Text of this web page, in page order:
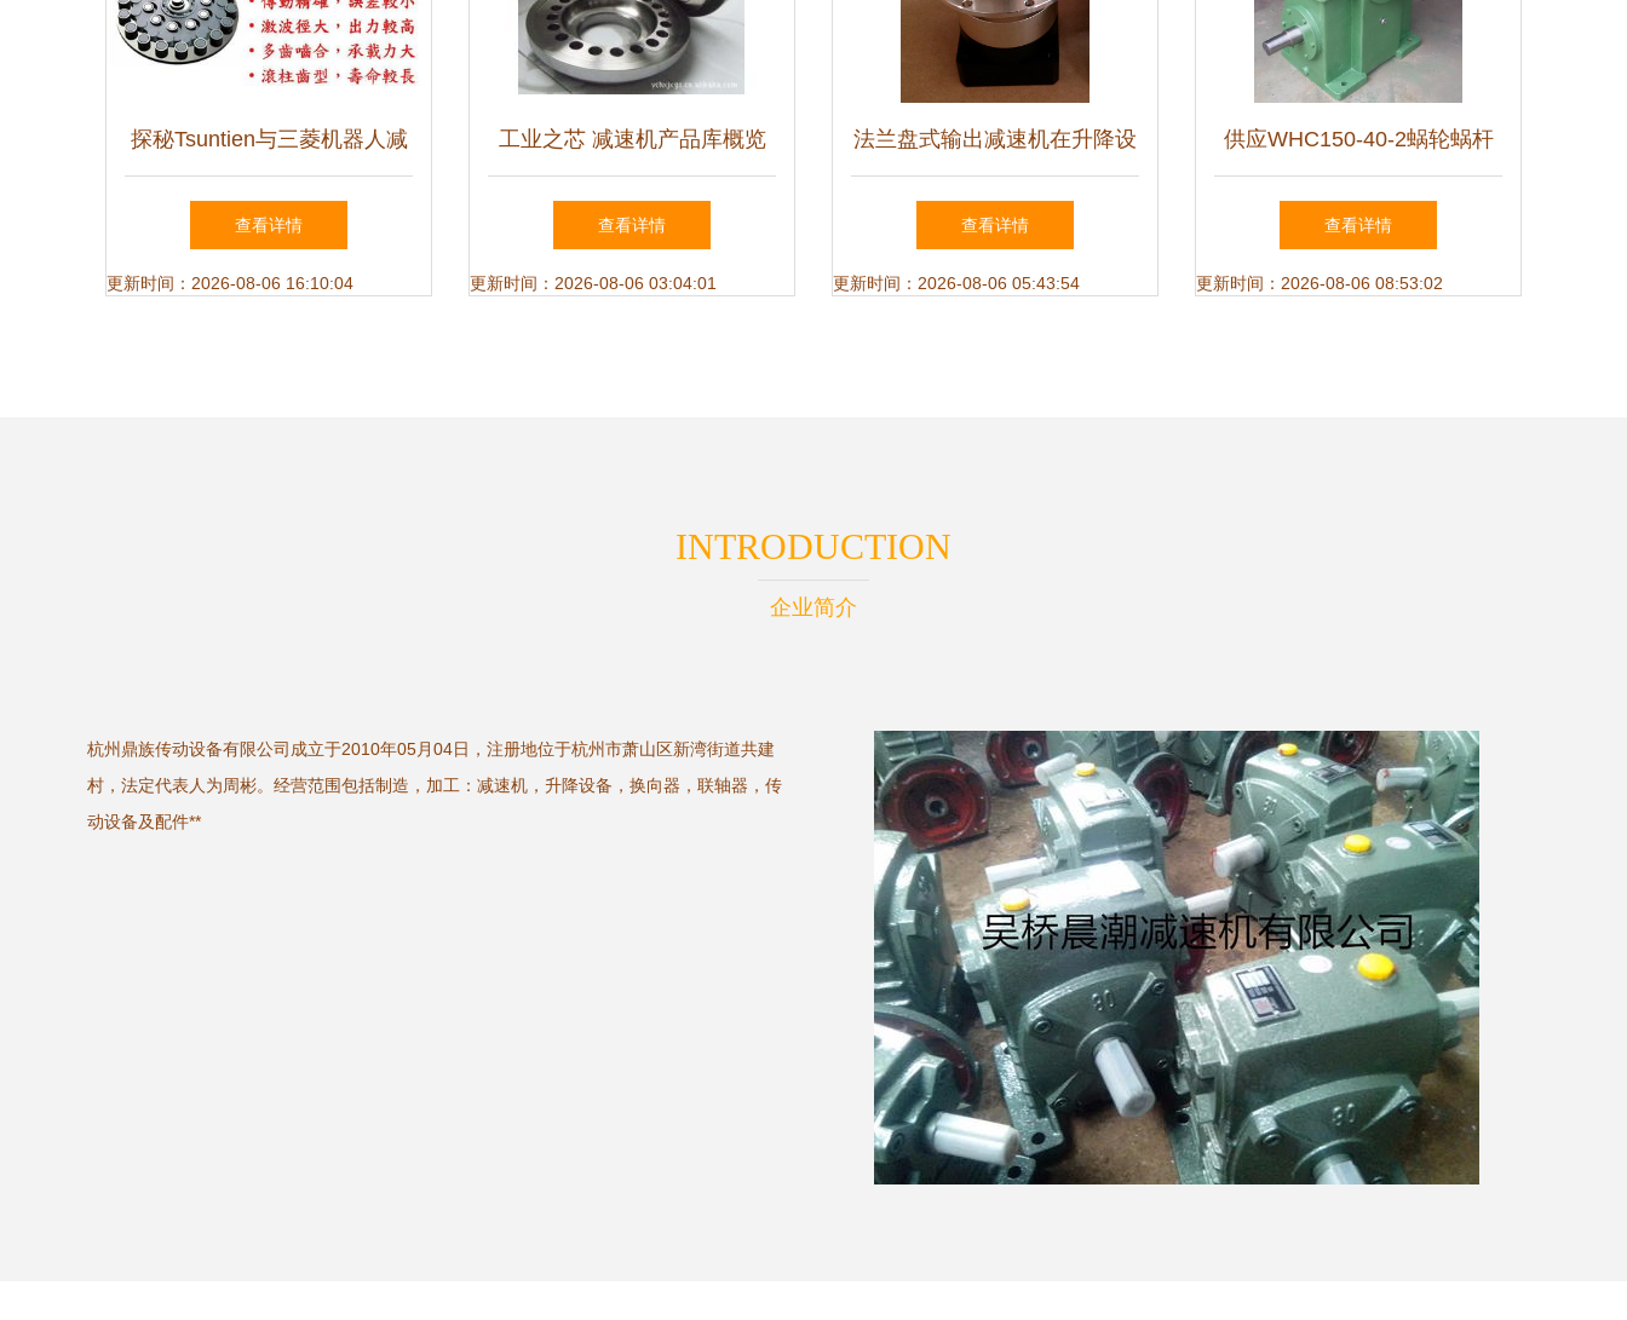
探秘Tsuntien与三菱机器人减
速机 性能、价格与选购指南
查看详情
更新时间：2026-08-06 16:10:04
工业之芯 减速机产品库概览
与应用指南
查看详情
更新时间：2026-08-06 03:04:01
法兰盘式输出减速机在升降设
备中的应用与台瑞机电的供求
商机
查看详情
更新时间：2026-08-06 05:43:54
供应WHC150-40-2蜗轮蜗杆
减速机 高效传动解决方案
查看详情
更新时间：2026-08-06 08:53:02
INTRODUCTION
企业简介
杭州鼎族传动设备有限公司成立于2010年05月04日，注册地位于杭州市萧山区新湾街道共建
村，法定代表人为周彬。经营范围包括制造，加工：减速机，升降设备，换向器，联轴器，传
动设备及配件**